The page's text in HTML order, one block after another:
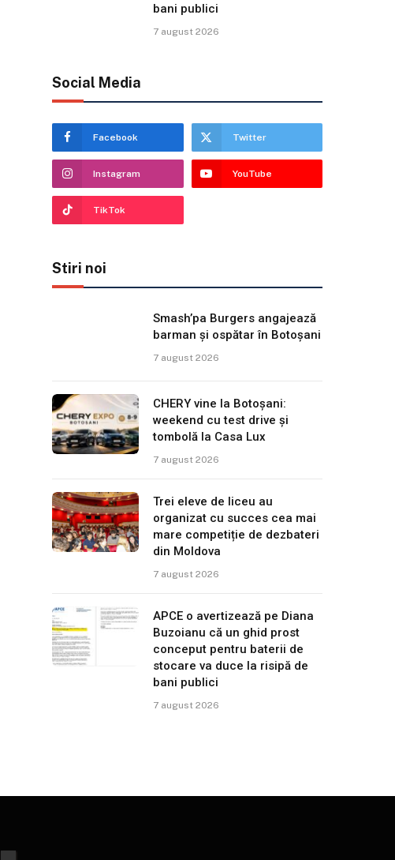
bani publici
7 august 2026
Social Media
Facebook Twitter
Instagram YouTube
TikTok
Stiri noi
Smash’pa Burgers angajează
barman și ospătar în Botoșani
7 august 2026
CHERY vine la Botoșani:
weekend cu test drive și
tombolă la Casa Lux
7 august 2026
Trei eleve de liceu au
organizat cu succes cea mai
mare competiție de dezbateri
din Moldova
7 august 2026
APCE o avertizează pe Diana
Buzoianu că un ghid prost
conceput pentru baterii de
stocare va duce la risipă de
bani publici
7 august 2026